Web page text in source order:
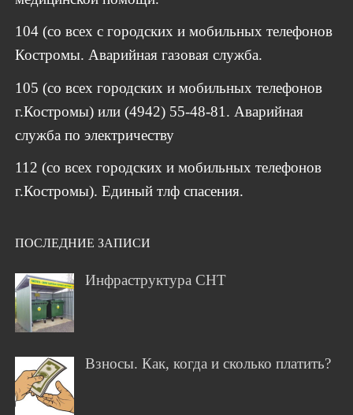
104 (со всех с городских и мобильных телефонов
Костромы. Аварийная газовая служба.
105 (со всех городских и мобильных телефонов
г.Костромы) или (4942) 55-48-81. Аварийная
служба по электричеству
112 (со всех городских и мобильных телефонов
г.Костромы). Единый тлф спасения.
ПОСЛЕДНИЕ ЗАПИСИ
Инфраструктура СНТ
Взносы. Как, когда и сколько платить?